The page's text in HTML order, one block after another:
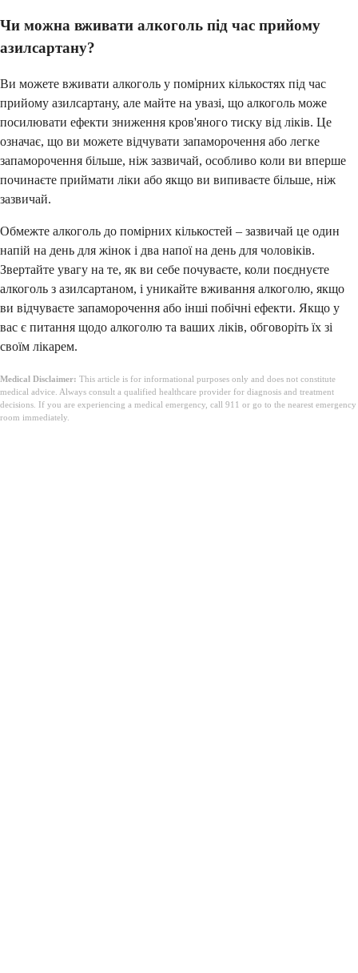
Чи можна вживати алкоголь під час прийому
азилсартану?
Ви можете вживати алкоголь у помірних кількостях під час
прийому азилсартану, але майте на увазі, що алкоголь може
посилювати ефекти зниження кров'яного тиску від ліків. Це
означає, що ви можете відчувати запаморочення або легке
запаморочення більше, ніж зазвичай, особливо коли ви вперше
починаєте приймати ліки або якщо ви випиваєте більше, ніж
зазвичай.
Обмежте алкоголь до помірних кількостей – зазвичай це один
напій на день для жінок і два напої на день для чоловіків.
Звертайте увагу на те, як ви себе почуваєте, коли поєднуєте
алкоголь з азилсартаном, і уникайте вживання алкоголю, якщо
ви відчуваєте запаморочення або інші побічні ефекти. Якщо у
вас є питання щодо алкоголю та ваших ліків, обговоріть їх зі
своїм лікарем.
Medical Disclaimer: This article is for informational purposes only and does not constitute
medical advice. Always consult a qualified healthcare provider for diagnosis and treatment
decisions. If you are experiencing a medical emergency, call 911 or go to the nearest emergency
room immediately.